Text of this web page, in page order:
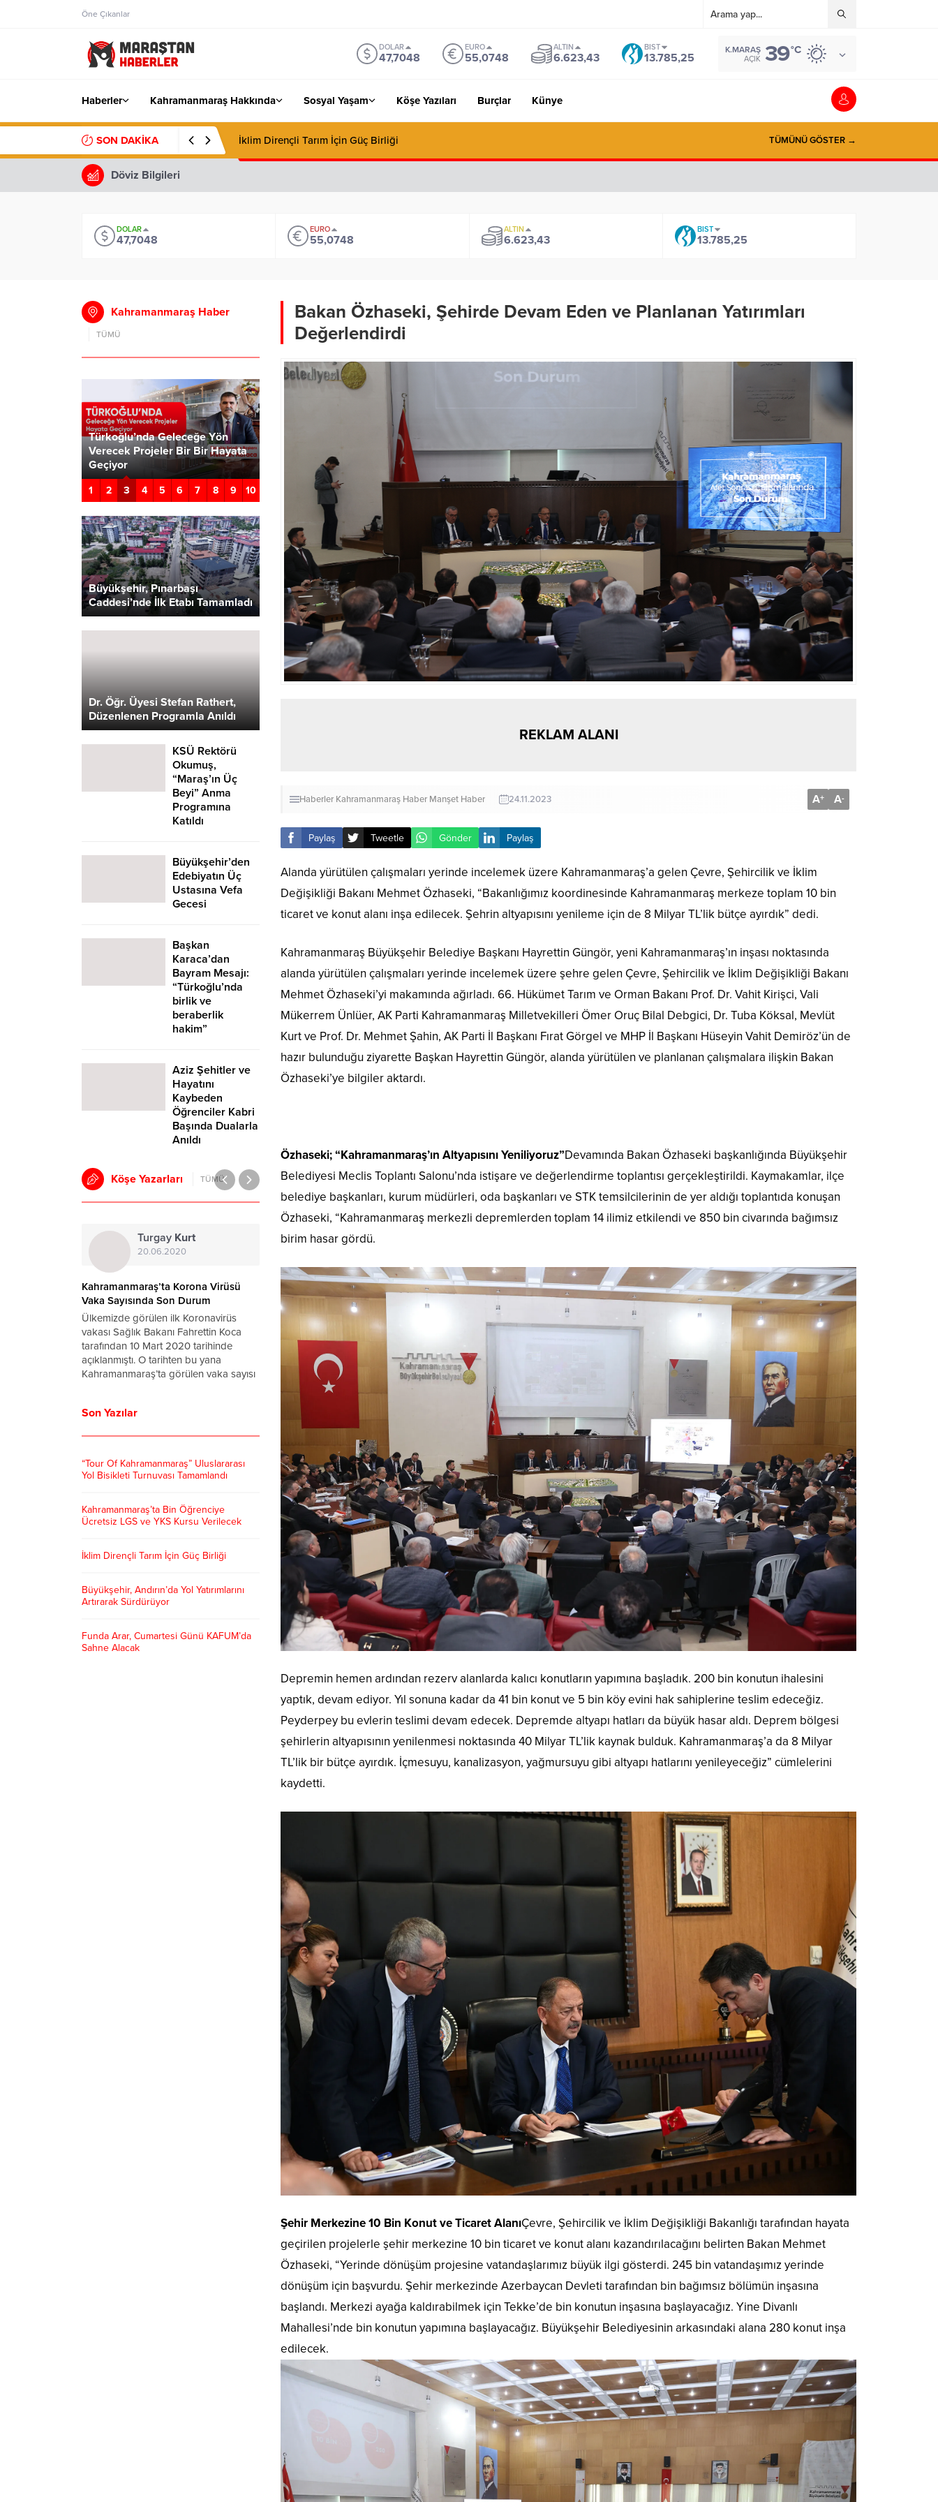
Öne Çıkanlar
DOLAR
47,7048
EURO
55,0748
ALTIN
6.623,43
BIST
13.785,25
K.MARAŞ
AÇIK 39°C
Haberler Kahramanmaraş Hakkında Sosyal Yaşam Köşe Yazıları Burçlar Künye
SON DAKİKA İklim Dirençli Tarım İçin Güç Birliği TÜMÜNÜ GÖSTER →
Döviz Bilgileri
DOLAR
47,7048
EURO
55,0748
ALTIN
6.623,43
BIST
13.785,25
Bakan Özhaseki, Şehirde Devam Eden ve Planlanan Yatırımları
Değerlendirdi
REKLAM ALANI
Haberler Kahramanmaraş Haber Manşet Haber 24.11.2023 A+ A-
Paylaş Tweetle Gönder Paylaş
Alanda yürütülen çalışmaları yerinde incelemek üzere Kahramanmaraş’a gelen Çevre, Şehircilik ve İklim
Değişikliği Bakanı Mehmet Özhaseki, “Bakanlığımız koordinesinde Kahramanmaraş merkeze toplam 10 bin
ticaret ve konut alanı inşa edilecek. Şehrin altyapısını yenileme için de 8 Milyar TL’lik bütçe ayırdık” dedi.
Kahramanmaraş Büyükşehir Belediye Başkanı Hayrettin Güngör, yeni Kahramanmaraş’ın inşası noktasında
alanda yürütülen çalışmaları yerinde incelemek üzere şehre gelen Çevre, Şehircilik ve İklim Değişikliği Bakanı
Mehmet Özhaseki’yi makamında ağırladı. 66. Hükümet Tarım ve Orman Bakanı Prof. Dr. Vahit Kirişci, Vali
Mükerrem Ünlüer, AK Parti Kahramanmaraş Milletvekilleri Ömer Oruç Bilal Debgici, Dr. Tuba Köksal, Mevlüt
Kurt ve Prof. Dr. Mehmet Şahin, AK Parti İl Başkanı Fırat Görgel ve MHP İl Başkanı Hüseyin Vahit Demiröz’ün de
hazır bulunduğu ziyarette Başkan Hayrettin Güngör, alanda yürütülen ve planlanan çalışmalara ilişkin Bakan
Özhaseki’ye bilgiler aktardı.
Özhaseki; “Kahramanmaraş’ın Altyapısını Yeniliyoruz”Devamında Bakan Özhaseki başkanlığında Büyükşehir
Belediyesi Meclis Toplantı Salonu’nda istişare ve değerlendirme toplantısı gerçekleştirildi. Kaymakamlar, ilçe
belediye başkanları, kurum müdürleri, oda başkanları ve STK temsilcilerinin de yer aldığı toplantıda konuşan
Özhaseki, “Kahramanmaraş merkezli depremlerden toplam 14 ilimiz etkilendi ve 850 bin civarında bağımsız
birim hasar gördü.
Depremin hemen ardından rezerv alanlarda kalıcı konutların yapımına başladık. 200 bin konutun ihalesini
yaptık, devam ediyor. Yıl sonuna kadar da 41 bin konut ve 5 bin köy evini hak sahiplerine teslim edeceğiz.
Peyderpey bu evlerin teslimi devam edecek. Depremde altyapı hatları da büyük hasar aldı. Deprem bölgesi
şehirlerin altyapısının yenilenmesi noktasında 40 Milyar TL’lik kaynak bulduk. Kahramanmaraş’a da 8 Milyar
TL’lik bir bütçe ayırdık. İçmesuyu, kanalizasyon, yağmursuyu gibi altyapı hatlarını yenileyeceğiz” cümlelerini
kaydetti.
Şehir Merkezine 10 Bin Konut ve Ticaret AlanıÇevre, Şehircilik ve İklim Değişikliği Bakanlığı tarafından hayata
geçirilen projelerle şehir merkezine 10 bin ticaret ve konut alanı kazandırılacağını belirten Bakan Mehmet
Özhaseki, “Yerinde dönüşüm projesine vatandaşlarımız büyük ilgi gösterdi. 245 bin vatandaşımız yerinde
dönüşüm için başvurdu. Şehir merkezinde Azerbaycan Devleti tarafından bin bağımsız bölümün inşasına
başlandı. Merkezi ayağa kaldırabilmek için Tekke’de bin konutun inşasına başlayacağız. Yine Divanlı
Mahallesi’nde bin konutun yapımına başlayacağız. Büyükşehir Belediyesinin arkasındaki alana 280 konut inşa
edilecek.
Kahramanmaraş Haber
TÜMÜ
Türkoğlu’nda Geleceğe Yön
Verecek Projeler Bir Bir Hayata
Geçiyor
Başkan Akpınar’dan Doğu
Gelişim Planı için acil çağrı
Menderes Mahallesi’nde
Büyükşehir’den LGS Günü
Öğrenci ve Velilere Tam Destek
Şehrin Ulaşım Geleceği
Toplantısında Ele Alındı
1 2 3 4 5 6 7 8 9 10
Büyükşehir, Pınarbaşı
Caddesi’nde İlk Etabı Tamamladı
Dr. Öğr. Üyesi Stefan Rathert,
Düzenlenen Programla Anıldı
KSÜ Rektörü
Okumuş,
“Maraş’ın Üç
Beyi” Anma
Programına
Katıldı
Büyükşehir’den
Edebiyatın Üç
Ustasına Vefa
Gecesi
Başkan
Karaca’dan
Bayram Mesajı:
“Türkoğlu’nda
birlik ve
beraberlik
hakim”
Aziz Şehitler ve
Hayatını
Kaybeden
Öğrenciler Kabri
Başında Dualarla
Anıldı
Köşe Yazarları TÜMÜ
Turgay Kurt
20.06.2020
Kahramanmaraş’ta Korona Virüsü
Vaka Sayısında Son Durum
Ülkemizde görülen ilk Koronavirüs
vakası Sağlık Bakanı Fahrettin Koca
tarafından 10 Mart 2020 tarihinde
açıklanmıştı. O tarihten bu yana
Kahramanmaraş’ta görülen vaka sayısı
normalleşme tarihleri ve kuralları
Abdurrahim
Korona Sürecini Avantaja Çevirmek
Mümkün mü?
İnsanlık tarihi bir çok olaylara şahitlik
etmiştir… Ama yaşadığımız bu süreç
emsali az olan bir salgınla karşı karşıya
ve bütün dünya mücadele içerisinde.
Herkes bir an önce salgının bitmesini
ve hayatın normale dönmesini dört
gözle bekliyor. Bu süreçte zamanımızın
tamamını...
Son Yazılar
“Tour Of Kahramanmaraş” Uluslararası
Yol Bisikleti Turnuvası Tamamlandı
Kahramanmaraş’ta Bin Öğrenciye
Ücretsiz LGS ve YKS Kursu Verilecek
İklim Dirençli Tarım İçin Güç Birliği
Büyükşehir, Andırın’da Yol Yatırımlarını
Artırarak Sürdürüyor
Funda Arar, Cumartesi Günü KAFUM’da
Sahne Alacak